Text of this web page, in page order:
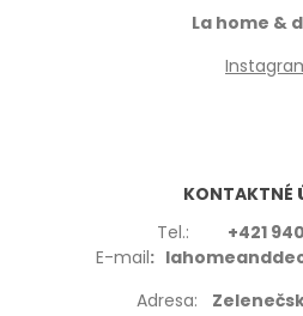
La home &
KONTAKTNÉ
Tel.: +421
E-mail:
Adresa: